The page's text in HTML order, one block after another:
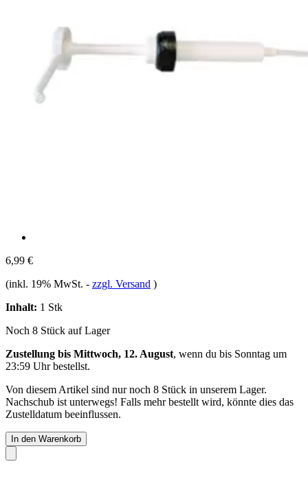
6,99 €
(inkl. 19% MwSt. - zzgl. Versand )
Inhalt: 1 Stk
Noch 8 Stück auf Lager
Zustellung bis Mittwoch, 12. August, wenn du bis Sonntag um
23:59 Uhrbestellst.
Von diesem Artikel sind nur noch 8 Stück in unserem Lager.
Nachschub ist unterwegs! Falls mehr bestellt wird, könnte dies das
Zustelldatum beeinflussen.
In den Warenkorb